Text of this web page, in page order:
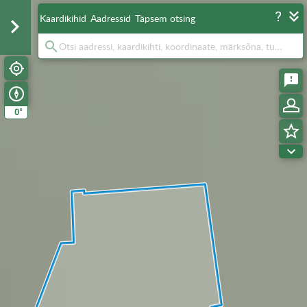
0°
Kaardikihid Aadressid Täpsem otsing